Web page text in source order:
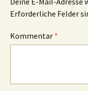
Erforderliche Felder
Kommentar *